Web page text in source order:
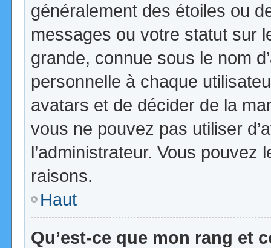
généralement des étoiles ou
messages ou votre statut sur
grande, connue sous le nom
personnelle à chaque
avatars et de décider de la
vous ne pouvez pas utiliser
l’administrateur. Vous
raisons.
Haut
Qu’est-ce que mon rang et